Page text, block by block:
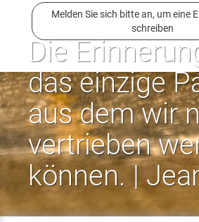
Melden Sie sich bitte an, um eine
schreiben
Die
das einzige
aus dem wir
vertrieben
können. |